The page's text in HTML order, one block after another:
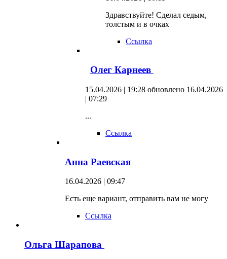
Здравствуйте! Сделал седым,
толстым и в очках
Ссылка
Олег Карнеев
15.04.2026 | 19:28 обновлено 16.04.2026
| 07:29
...
Ссылка
Анна Раевская
16.04.2026 | 09:47
Есть еще вариант, отправить вам не могу
Ссылка
Ольга Шарапова